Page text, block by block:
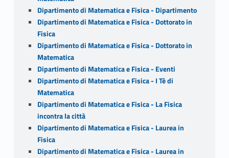
Dipartimento di Matematica e Fisica - Dipartimento
Dipartimento di Matematica e Fisica - Dottorato in
Fisica
Dipartimento di Matematica e Fisica - Dottorato in
Matematica
Dipartimento di Matematica e Fisica - Eventi
Dipartimento di Matematica e Fisica - I Tè di
Matematica
Dipartimento di Matematica e Fisica - La Fisica
incontra la città
Dipartimento di Matematica e Fisica - Laurea in
Fisica
Dipartimento di Matematica e Fisica - Laurea in